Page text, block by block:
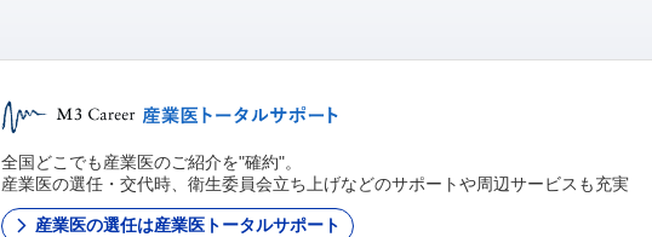
全国どこでも産業医のご紹介を"確約"。
産業医の選任・交代時、衛生委員会立ち上げなどのサポートや周辺サービスも充実
産業医の選任は産業医トータルサポート